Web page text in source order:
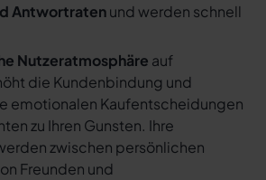
Antwortratenund werden schnell
Nutzeratmosphäre auf
die Kundenbindung und
emotionalen Kaufentscheidungen
zu Ihren Gunsten. Ihre
zwischen persönlichen
Freunden und